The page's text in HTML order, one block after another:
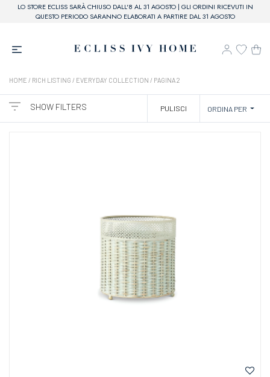
LO STORE ECLISS SARÀ CHIUSO DALL'8 AL 31 AGOSTO | GLI ORDINI RICEVUTI IN
QUESTO PERIODO SARANNO ELABORATI A PARTIRE DAL 31 AGOSTO
HOME / RICH LISTING / EVERYDAY COLLECTION / PAGINA 2
SHOW FILTERS PULISCI ORDINA PER